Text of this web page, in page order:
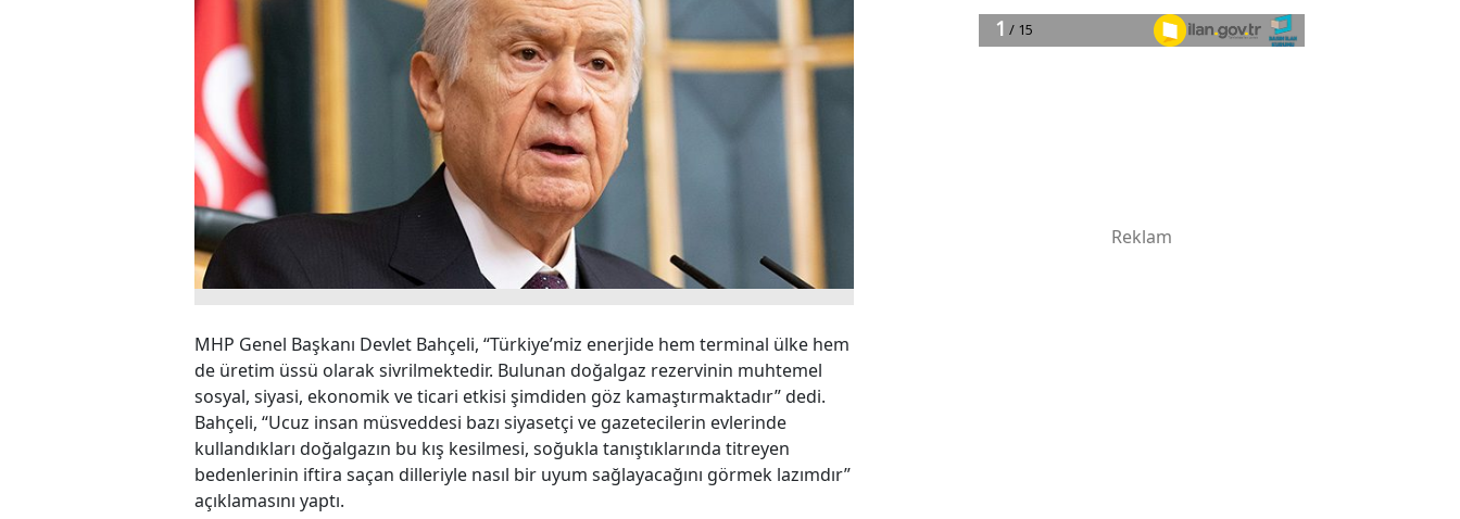
MHP Genel Başkanı Devlet Bahçeli, “Türkiye’miz enerjide hem terminal ülke hem
de üretim üssü olarak sivrilmektedir. Bulunan doğalgaz rezervinin muhtemel
sosyal, siyasi, ekonomik ve ticari etkisi şimdiden göz kamaştırmaktadır” dedi.
Bahçeli, “Ucuz insan müsveddesi bazı siyasetçi ve gazetecilerin evlerinde
kullandıkları doğalgazın bu kış kesilmesi, soğukla tanıştıklarında titreyen
bedenlerinin iftira saçan dilleriyle nasıl bir uyum sağlayacağını görmek lazımdır”
açıklamasını yaptı.